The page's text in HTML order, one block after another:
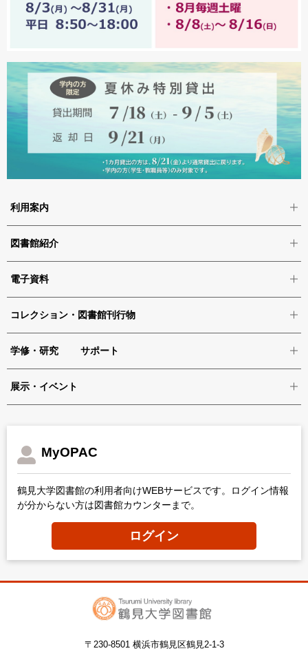
利用案内
図書館紹介
電子資料
コレクション・図書館刊行物
学修・研究 サポート
展示・イベント
MyOPAC
鶴見大学図書館の利用者向けWEBサービスです。ログイン情報
が分からない方は図書館カウンターまで。
ログイン
〒230-8501 横浜市鶴見区鶴見2-1-3